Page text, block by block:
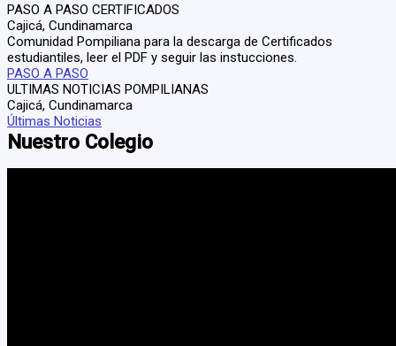
PASO A PASO CERTIFICADOS
Cajicá, Cundinamarca
Comunidad Pompiliana para la descarga de Certificados
estudiantiles, leer el PDF y seguir las instucciones.
PASO A PASO
ULTIMAS NOTICIAS POMPILIANAS
Cajicá, Cundinamarca
Últimas Noticias
Nuestro Colegio